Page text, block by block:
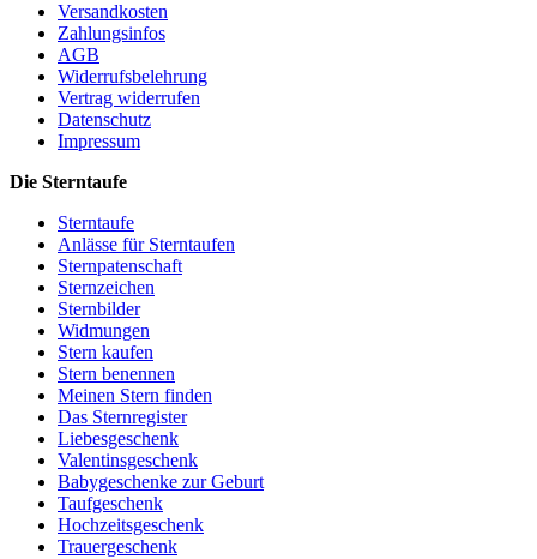
Versandkosten
Zahlungsinfos
AGB
Widerrufsbelehrung
Vertrag widerrufen
Datenschutz
Impressum
Die Sterntaufe
Sterntaufe
Anlässe für Sterntaufen
Sternpatenschaft
Sternzeichen
Sternbilder
Widmungen
Stern kaufen
Stern benennen
Meinen Stern finden
Das Sternregister
Liebesgeschenk
Valentinsgeschenk
Babygeschenke zur Geburt
Taufgeschenk
Hochzeitsgeschenk
Trauergeschenk